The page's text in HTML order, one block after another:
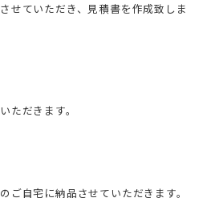
せていただき、見積書を作成致しま
ただきます。
ご自宅に納品させていただきます。